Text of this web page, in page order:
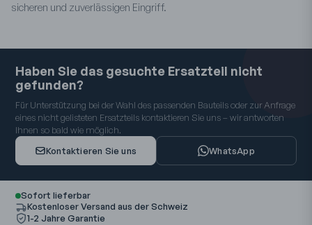
sicheren und zuverlässigen Eingriff.
Haben Sie das gesuchte Ersatzteil nicht
gefunden?
Für Unterstützung bei der Wahl des passenden Bauteils oder zur Anfrage
eines nicht gelisteten Ersatzteils kontaktieren Sie uns – wir antworten
Ihnen so bald wie möglich.
Kontaktieren Sie uns
WhatsApp
Sofort lieferbar
Kostenloser Versand aus der Schweiz
1-2 Jahre Garantie